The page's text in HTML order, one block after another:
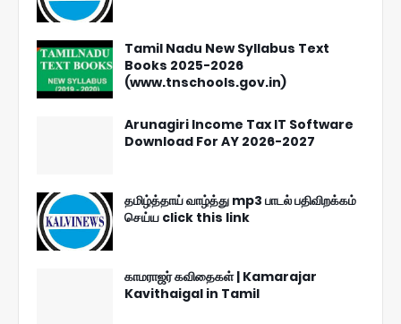
Tamil Nadu New Syllabus Text
Books 2025-2026
(www.tnschools.gov.in)
Arunagiri Income Tax IT Software
Download For AY 2026-2027
தமிழ்த்தாய் வாழ்த்து mp3 பாடல் பதிவிறக்கம்
செய்ய click this link
காமராஜர் கவிதைகள் | Kamarajar
Kavithaigal in Tamil